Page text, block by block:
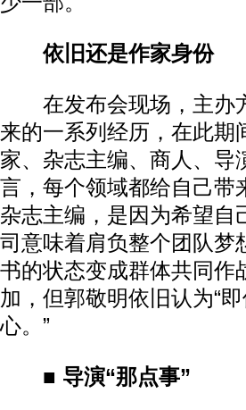
依旧还是作家身份
在发布会现场，主办
来的一系列经历，在此期
家、杂志主编、商人、导
言，每个领域都给自己带
杂志主编，是因为希望自
司意味着肩负整个团队梦
书的状态变成群体共同作
加，但郭敬明依旧认为“
心。”
■ 导演“那点事”